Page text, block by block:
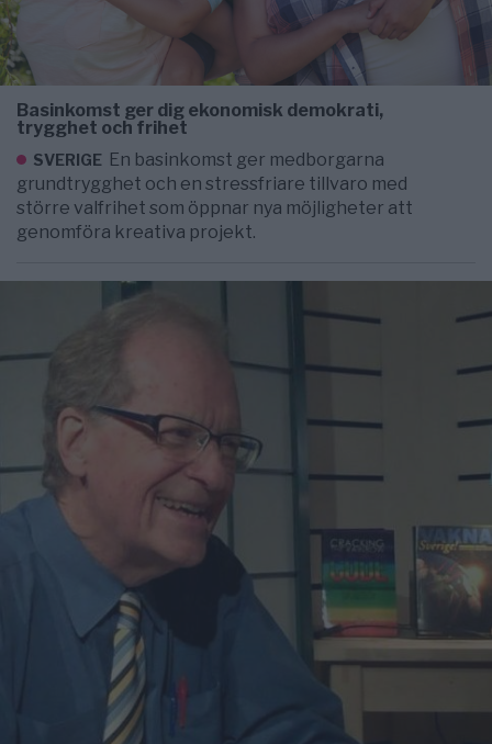
Basinkomst ger dig ekonomisk demokrati,
trygghet och frihet
SVERIGE En basinkomst ger medborgarna
grundtrygghet och en stressfriare tillvaro med
större valfrihet som öppnar nya möjligheter att
genomföra kreativa projekt.